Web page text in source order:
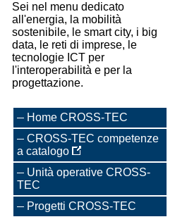
Sei nel menu dedicato
all'energia, la mobilità
sostenibile, le smart city, i big
data, le reti di imprese, le
tecnologie ICT per
l'interoperabilità e per la
progettazione.
Home CROSS-TEC
CROSS-TEC competenze
a catalogo
Unità operative CROSS-
TEC
Progetti CROSS-TEC